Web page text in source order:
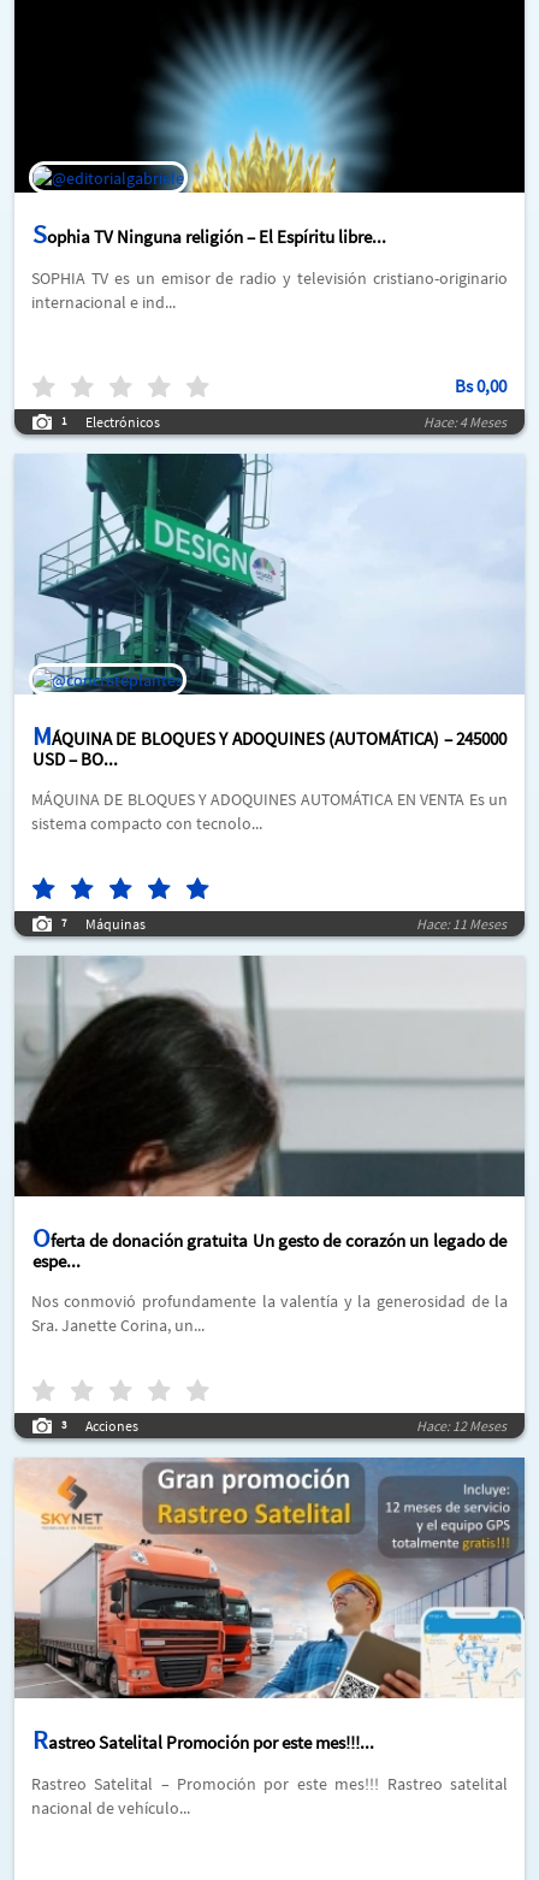
Sophia TV Ninguna religión – El Espíritu libre...
SOPHIA TV es un emisor de radio y televisión cristiano-originario
internacional e ind...
Bs0,00
1 Electrónicos Hace: 4 Meses
MÁQUINA DE BLOQUES Y ADOQUINES (AUTOMÁTICA) – 245000
USD – BO...
MÁQUINA DE BLOQUES Y ADOQUINES AUTOMÁTICA EN VENTA Es un
sistema compacto con tecnolo...
7 Máquinas Hace: 11 Meses
Oferta de donación gratuita Un gesto de corazón un legado de
espe...
Nos conmovió profundamente la valentía y la generosidad de la
Sra. Janette Corina, un...
3 Acciones Hace: 12 Meses
Rastreo Satelital Promoción por este mes!!!...
Rastreo Satelital – Promoción por este mes!!! Rastreo satelital
nacional de vehículo...